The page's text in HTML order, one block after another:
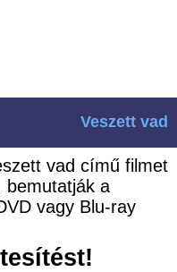
Veszett vad
vad című filmet
bemutatják a
vagy Blu-ray